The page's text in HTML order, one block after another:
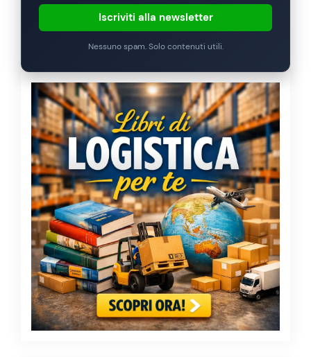
Iscriviti alla newsletter
Nessuno spam. Solo contenuti utili.